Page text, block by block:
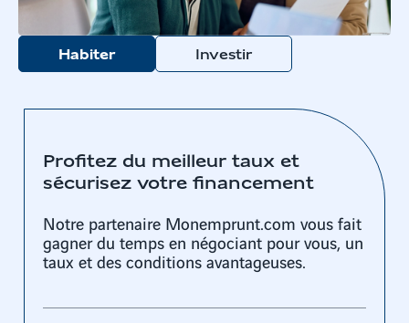
Habiter Investir
Profitez du meilleur taux et
sécurisez votre financement
Notre partenaire Monemprunt.com vous fait
gagner du temps en négociant pour vous, un
taux et des conditions avantageuses.